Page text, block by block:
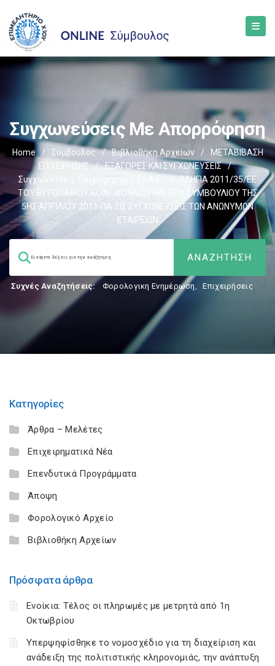
Συγχωνεύσεις Με Απορρόφηση
Home / Σύμβουλος / Βιβλιοθήκη Αρχείων /
ΜΕΤΑΒΙΒΑΣΗ
ΕΠΙΧΕIΡΗΣΗΣ
/ EΞΑΓΟΡΕΣ ΚΑΙ ΣΥΓΧΩΝΕΥΣΕΙΣ
/
Συγχωνεύσεις Επιχειρήσεων Σε Α.Ε.
ΟΔΗΓΙΑ 2011/35/ΕΕ
ΤΟΥ ΕΥΡΩΠΑΪΚΟΥ ΚΟΙΝΟΒΟΥΛΙΟΥ ΚΑΙ ΤΟΥ ΣΥΜΒΟΥΛΙΟΥ ΤΗΣ
5ΗΣ ΑΠΡΙΛΙΟΥ 2011 ΓΙΑ ΤΙΣ ΣΥΓΧΩΝΕΥΣΕΙΣ ΤΩΝ ΑΝΩΝΥΜΩΝ
ΕΤΑΙΡΕΙΩΝ
Συχνές Αναζητήσεις: Φορολογικη Ενημέρωση, Επιχειρήσεις
Κατηγορίες
Άρθρα – Μελέτες
Επιχειρηματικά Νέα
Επενδυτικά Προγράμματα
Άποψη
Φορολογικό Αρχείο
Βιβλιοθήκη Αρχείων
Πρόσφατα άρθρα
Ενοίκια: Τέλος οι πληρωμές με μετρητά από 1η
Οκτωβρίου
Υπερψηφίσθηκε το νομοσχέδιο για τη διαχείριση και
ανάδειξη της πολιτιστικής κληρονομιάς, την ανάπτυξη